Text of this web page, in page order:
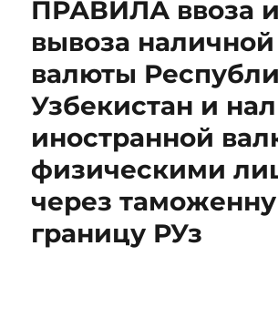
ПРАВИЛА ввоза и
вывоза наличной
валюты
Узбекистан и
иностранной
физическими
через
границу РУз